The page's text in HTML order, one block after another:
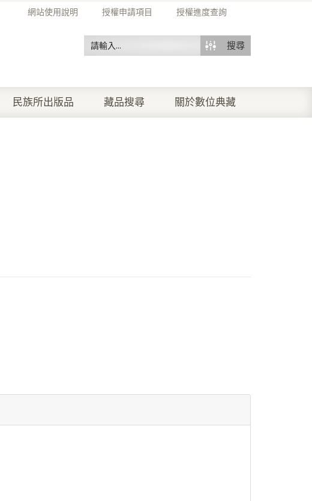
網站使用說明 授權申請項目 授權進度查詢
搜尋
民族所出版品 藏品搜尋 關於數位典藏